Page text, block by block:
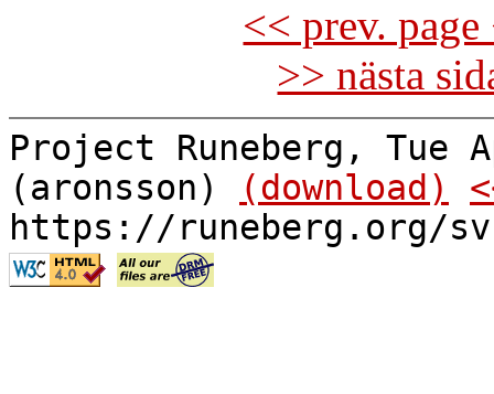
<< prev.
>> nästa
Project Runeberg, Tue
(aronsson)
(download)
https://runeberg.org/